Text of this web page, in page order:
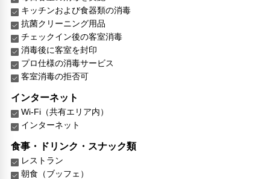
キッチンおよび食器類の消毒
抗菌クリーニング用品
チェックイン後の客室消毒
消毒後に客室を封印
プロ仕様の消毒サービス
客室消毒の拒否可
インターネット
Wi-Fi（共有エリア内）
インターネット
食事・ドリンク・スナック類
レストラン
朝食（ブッフェ）